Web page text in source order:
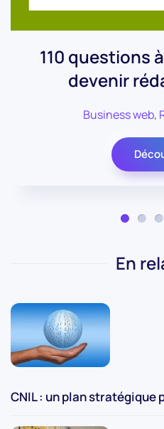
110 questions
devenir
Business web,
En
CNIL : un plan stratégique